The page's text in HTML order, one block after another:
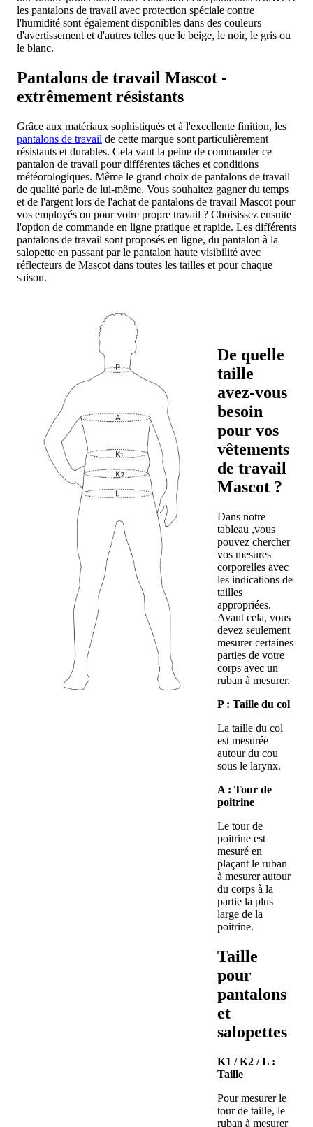
les pantalons de travail avec protection spéciale contre
l'humidité sont également disponibles dans des couleurs
d'avertissement et d'autres telles que le beige, le noir, le gris ou
le blanc.
Pantalons de travail Mascot -
extrêmement résistants
Grâce aux matériaux sophistiqués et à l'excellente finition, les
pantalons de travail de cette marque sont particulièrement
résistants et durables. Cela vaut la peine de commander ce
pantalon de travail pour différentes tâches et conditions
météorologiques. Même le grand choix de pantalons de travail
de qualité parle de lui-même. Vous souhaitez gagner du temps
et de l'argent lors de l'achat de pantalons de travail Mascot pour
vos employés ou pour votre propre travail ? Choisissez ensuite
l'option de commande en ligne pratique et rapide. Les différents
pantalons de travail sont proposés en ligne, du pantalon à la
salopette en passant par le pantalon haute visibilité avec
réflecteurs de Mascot dans toutes les tailles et pour chaque
saison.
De quelle
taille
avez-vous
besoin
pour vos
vêtements
de travail
Mascot ?
Dans notre
tableau ,vous
pouvez chercher
vos mesures
corporelles avec
les indications de
tailles
appropriées.
Avant cela, vous
devez seulement
mesurer certaines
parties de votre
corps avec un
ruban à mesurer.
P : Taille du col
La taille du col
est mesurée
autour du cou
sous le larynx.
A : Tour de
poitrine
Le tour de
poitrine est
mesuré en
plaçant le ruban
à mesurer autour
du corps à la
partie la plus
large de la
poitrine.
Taille
pour
pantalons
et
salopettes
K1 / K2 / L :
Taille
Pour mesurer le
tour de taille, le
ruban à mesurer